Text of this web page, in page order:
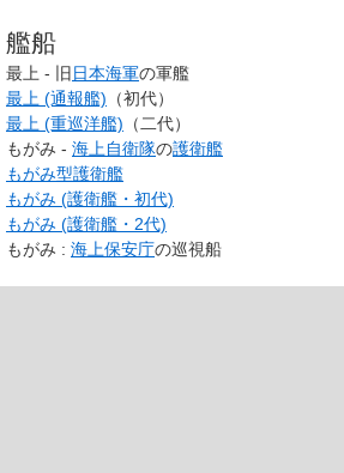
艦船
最上 - 旧日本海軍の軍艦
最上 (通報艦) （初代）
最上 (重巡洋艦) （二代）
もがみ - 海上自衛隊の護衛艦
もがみ型護衛艦
もがみ (護衛艦・初代)
もがみ (護衛艦・2代)
もがみ : 海上保安庁の巡視船